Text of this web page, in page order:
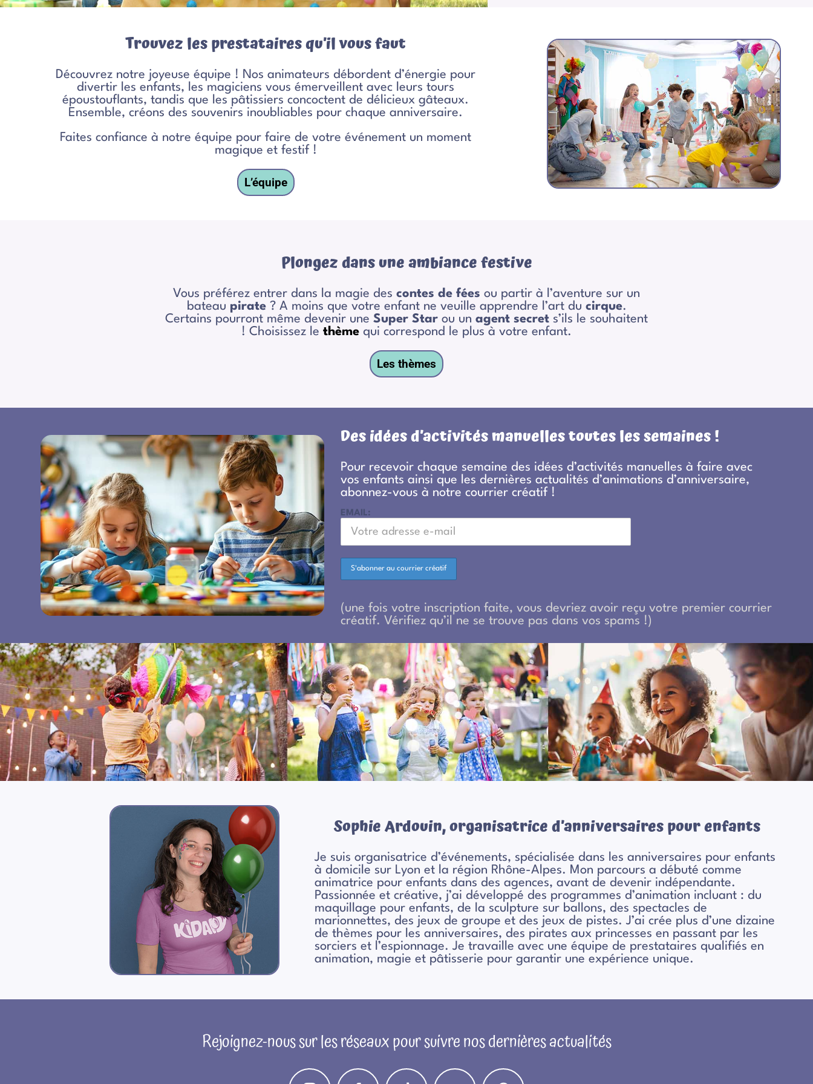
Trouvez les prestataires qu’il vous faut
Découvrez notre joyeuse équipe ! Nos animateurs débordent d’énergie pour
divertir les enfants, les magiciens vous émerveillent avec leurs tours
époustouflants, tandis que les pâtissiers concoctent de délicieux gâteaux.
Ensemble, créons des souvenirs inoubliables pour chaque anniversaire.
Faites confiance à notre équipe pour faire de votre événement un moment
magique et festif !
L’équipe
Plongez dans une ambiance festive
Vous préférez entrer dans la magie des contes de fées ou partir à l’aventure sur un
bateau pirate? A moins que votre enfant ne veuille apprendre l’art du cirque.
Certains pourront même devenir une Super Star ou un agent secret s’ils le souhaitent
! Choisissez le thème qui correspond le plus à votre enfant.
Les thèmes
Des idées d’activités manuelles toutes les semaines !
Pour recevoir chaque semaine des idées d’activités manuelles à faire avec
vos enfants ainsi que les dernières actualités d’animations d’anniversaire,
abonnez-vous à notre courrier créatif !
EMAIL:
(une fois votre inscription faite, vous devriez avoir reçu votre premier courrier
créatif. Vérifiez qu’il ne se trouve pas dans vos spams !)
Sophie Ardouin, organisatrice d’anniversaires pour enfants
Je suis organisatrice d’événements, spécialisée dans les anniversaires pour enfants
à domicile sur Lyon et la région Rhône-Alpes. Mon parcours a débuté comme
animatrice pour enfants dans des agences, avant de devenir indépendante.
Passionnée et créative, j’ai développé des programmes d’animation incluant : du
maquillage pour enfants, de la sculpture sur ballons, des spectacles de
marionnettes, des jeux de groupe et des jeux de pistes. J’ai crée plus d’une dizaine
de thèmes pour les anniversaires, des pirates aux princesses en passant par les
sorciers et l’espionnage. Je travaille avec une équipe de prestataires qualifiés en
animation, magie et pâtisserie pour garantir une expérience unique.
Rejoignez-nous sur les réseaux pour suivre nos dernières actualités